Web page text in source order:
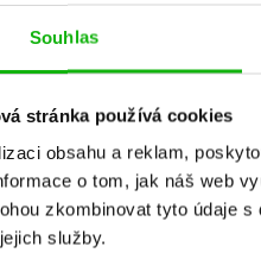
Souhlas
stránka používá cookies
obsahu a reklam,
o tom, jak náš web
zkombinovat tyto údaje
služby.